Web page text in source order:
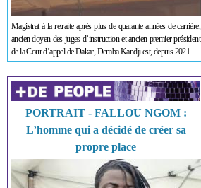
Magistrat à la retraite après plus de quarante années de carrière,
ancien doyen des juges d’instruction et ancien premier président
de la Cour d’appel de Dakar, Demba Kandji est, depuis 2021
PORTRAIT - FALLOU NGOM :
L’homme qui a décidé de créer sa
propre place